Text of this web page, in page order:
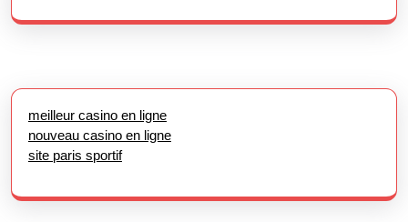
meilleur casino en ligne
nouveau casino en ligne
site paris sportif